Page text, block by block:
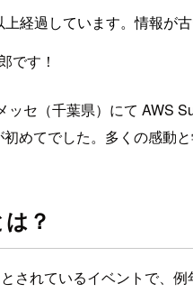
経過しています。情報が
です！
セ（千葉県）にて AWS
めてでした。多くの感動
？
されているイベントで、例